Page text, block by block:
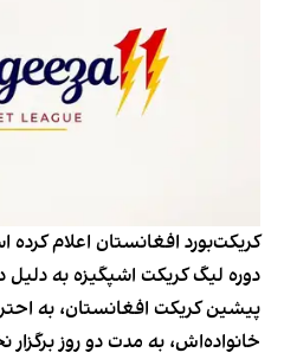
کریکت‌بورد افغانستان اعلام
دوره لیگ کریکت اشپگیزه به
پیشین کریکت افغانستان، به
خانواده‌اش، به مدت دو روز